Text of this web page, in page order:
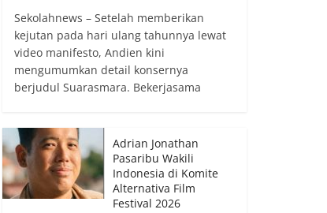
Sekolahnews – Setelah memberikan
kejutan pada hari ulang tahunnya lewat
video manifesto, Andien kini
mengumumkan detail konsernya
berjudul Suarasmara. Bekerjasama
Adrian Jonathan
Pasaribu Wakili
Indonesia di Komite
Alternativa Film
Festival 2026